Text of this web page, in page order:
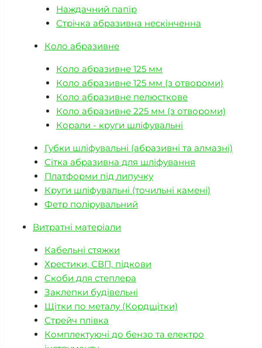
Наждачний папір
Стрічка абразивна нескінченна
Коло абразивне
Коло абразивне 125 мм
Коло абразивне 125 мм (з отвороми)
Коло абразивне пелюсткове
Коло абразивне 225 мм (з отвороми)
Корали - круги шліфувальні
Губки шліфувальні (абразивні та алмазні)
Сітка абразивна для шліфування
Платформи під липучку
Круги шліфувальні (точильні камені)
Фетр полірувальний
Витратні матеріали
Кабельні стяжки
Хрестики, СВП, підкови
Скоби для степлера
Заклепки будівельні
Щітки по металу (Кордщітки)
Стрейч плівка
Комплектуючі до бензо та електро